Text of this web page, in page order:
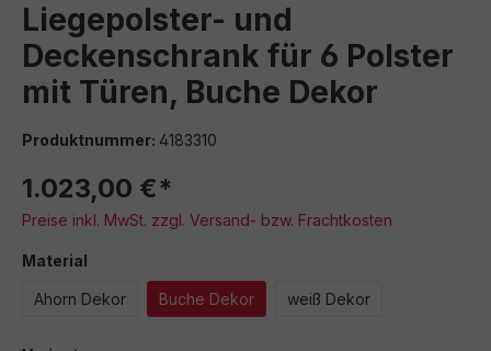
Liegepolster- und
Deckenschrank für 6 Polster
mit Türen, Buche Dekor
Produktnummer: 4183310
1.023,00 €*
Preise inkl. MwSt. zzgl. Versand- bzw. Frachtkosten
Material
Ahorn Dekor Buche Dekor weiß Dekor